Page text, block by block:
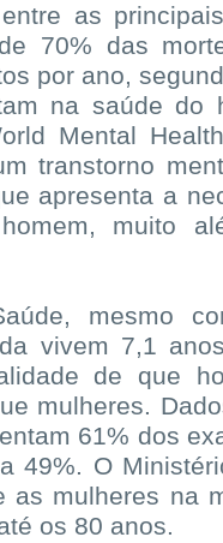
as
70% das
por ano,
na saúde do
Mental
transtorno
apresenta a
muito
mesmo
vivem 7,1
de que
mulheres.
61% dos
49%. O
mulheres na
os 80 anos.